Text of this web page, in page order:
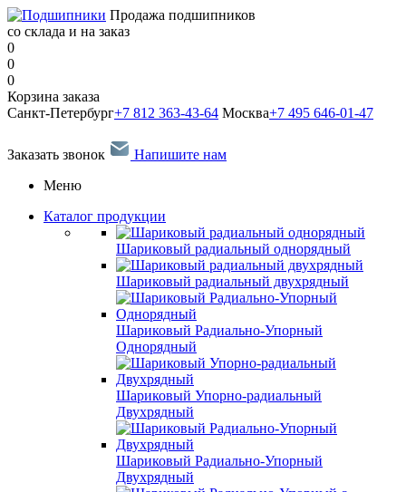
Продажа подшипников
со склада и на заказ
0
0
0
Корзина заказа
Санкт-Петербург+7 812 363-43-64 Москва+7 495 646-01-47
Заказать звонок
Напишите нам
Меню
Каталог продукции
Шариковый радиальный однорядный
Шариковый радиальный двухрядный
Шариковый Радиально-Упорный
Однорядный
Шариковый Упорно-радиальный
Двухрядный
Шариковый Радиально-Упорный
Двухрядный